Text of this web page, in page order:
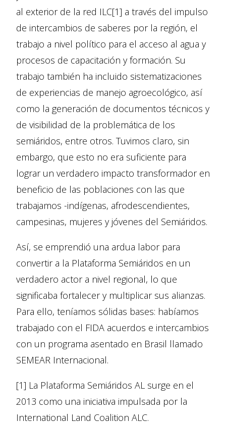
al exterior de la red ILC[1] a través del impulso
de intercambios de saberes por la región, el
trabajo a nivel político para el acceso al agua y
procesos de capacitación y formación. Su
trabajo también ha incluido sistematizaciones
de experiencias de manejo agroecológico, así
como la generación de documentos técnicos y
de visibilidad de la problemática de los
semiáridos, entre otros. Tuvimos claro, sin
embargo, que esto no era suficiente para
lograr un verdadero impacto transformador en
beneficio de las poblaciones con las que
trabajamos -indígenas, afrodescendientes,
campesinas, mujeres y jóvenes del Semiáridos.
Así, se emprendió una ardua labor para
convertir a la Plataforma Semiáridos en un
verdadero actor a nivel regional, lo que
significaba fortalecer y multiplicar sus alianzas.
Para ello, teníamos sólidas bases: habíamos
trabajado con el FIDA acuerdos e intercambios
con un programa asentado en Brasil llamado
SEMEAR Internacional.
[1] La Plataforma Semiáridos AL surge en el
2013 como una iniciativa impulsada por la
International Land Coalition ALC.